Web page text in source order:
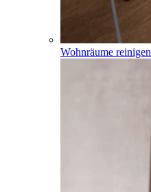
Wohnräume reinigen